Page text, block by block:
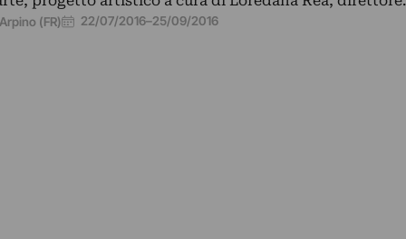
Arpino (FR) 22/07/2016–25/09/2016